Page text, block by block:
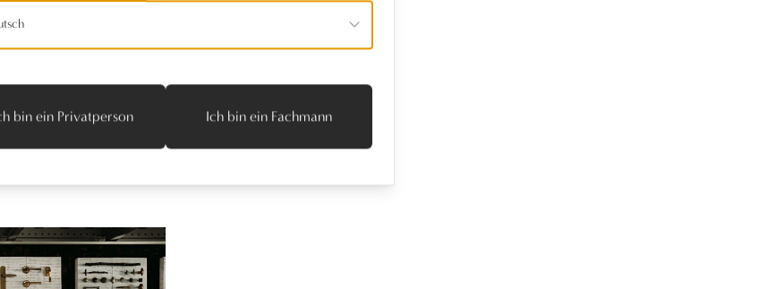
bin ein Privatperson Ich bin ein Fachmann